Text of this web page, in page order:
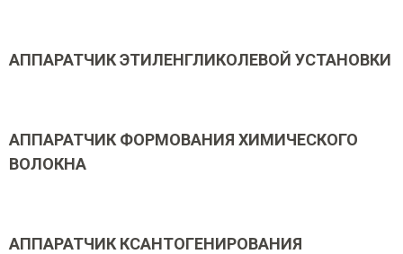
АППАРАТЧИК ЭТИЛЕНГЛИКОЛЕВОЙ УСТАНОВКИ
АППАРАТЧИК ФОРМОВАНИЯ ХИМИЧЕСКОГО
ВОЛОКНА
АППАРАТЧИК КСАНТОГЕНИРОВАНИЯ